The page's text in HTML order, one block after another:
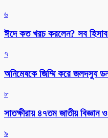
৬
ঈদে কত খরচ করলেন? সব
৭
অনিমেষকে জিম্মি করে জলদস্যু
৮
সাতক্ষীরায় ৪৭তম জাতীয়
৯